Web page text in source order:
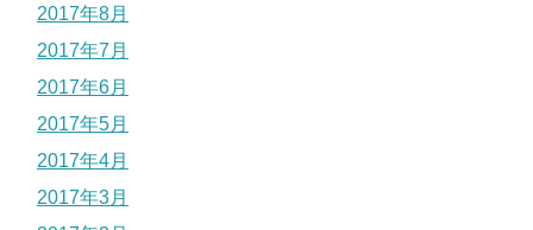
2017年8月
2017年7月
2017年6月
2017年5月
2017年4月
2017年3月